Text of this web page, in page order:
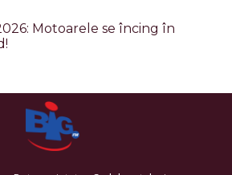
Motoarele se încing în